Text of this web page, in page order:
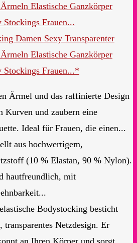
Damen Sexy Transparenter
Elastische Ganzkörper
Stockings Frauen...*
Ärmel und das raffinierte Design
Kurven und zaubern eine
Ideal für Frauen, die einen...
aus hochwertigem,
(10 % Elastan, 90 % Nylon).
hautfreundlich, mit
Bodystocking besticht
transparentes Netzdesign. Er
an Ihren Körper und sorgt